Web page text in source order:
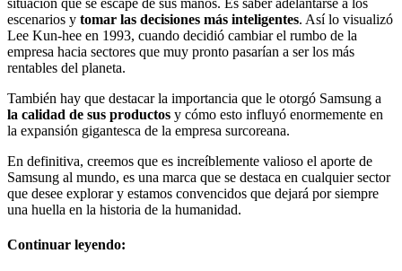
escenarios y tomar las decisiones más inteligentes. Así lo visualizó
Lee Kun-hee en 1993, cuando decidió cambiar el rumbo de la
empresa hacia sectores que muy pronto pasarían a ser los más
rentables del planeta.
También hay que destacar la importancia que le otorgó Samsung a
la calidad de sus productos y cómo esto influyó enormemente en
la expansión gigantesca de la empresa surcoreana.
En definitiva, creemos que es increíblemente valioso el aporte de
Samsung al mundo, es una marca que se destaca en cualquier sector
que desee explorar y estamos convencidos que dejará por siempre
una huella en la historia de la humanidad.
Continuar leyendo: